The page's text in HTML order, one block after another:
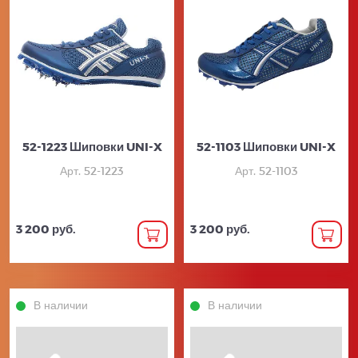
52-1223 Шиповки UNI-X
Арт. 52-1223
3 200 руб.
52-1103 Шиповки UNI-X
Арт. 52-1103
3 200 руб.
В наличии В наличии